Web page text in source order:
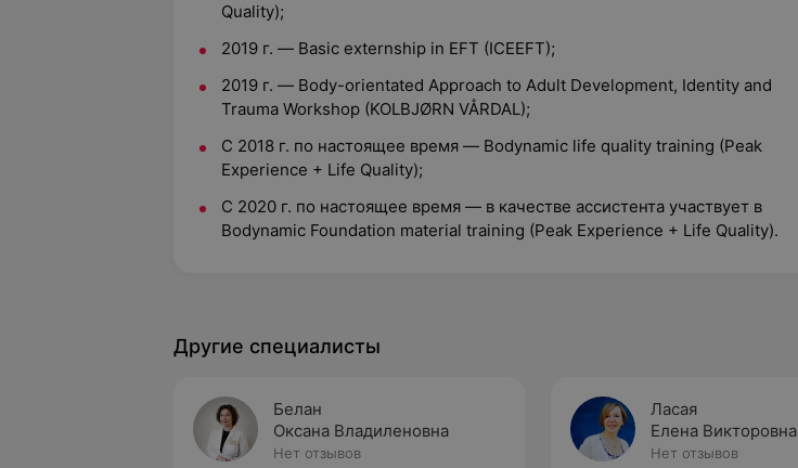
Quality);
2019 г. — Basic externship in EFT (ICEEFT);
2019 г. — Body-orientated Approach to Adult Development, Identity and
Trauma Workshop (KOLBJØRN VÅRDAL);
С 2018 г. по настоящее время — Bodynamic life quality training (Peak
Experience + Life Quality);
С 2020 г. по настоящее время — в качестве ассистента участвует в
Bodynamic Foundation material training (Peak Experience + Life Quality).
Другие специалисты
Белан
Оксана Владиленовна
Нет отзывов
Ласая
Елена Викторовна
Нет отзывов